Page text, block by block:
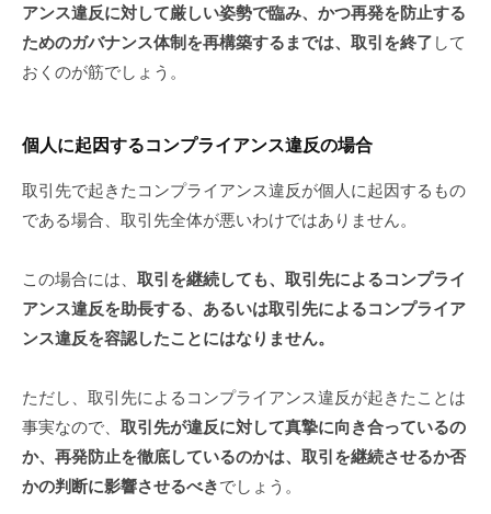
アンス違反に対して厳しい姿勢で臨み、かつ再発を防止する
ためのガバナンス体制を再構築するまでは、取引を終了 して
おくのが筋でしょう。
個人に起因するコンプライアンス違反の場合
取引先で起きたコンプライアンス違反が個人に起因するもの
である場合、取引先全体が悪いわけではありません。
この場合には、 取引を継続しても、取引先によるコンプライ
アンス違反を助長する、あるいは取引先によるコンプライア
ンス違反を容認したことにはなりません。
ただし、取引先によるコンプライアンス違反が起きたことは
事実なので、 取引先が違反に対して真摯に向き合っているの
か、再発防止を徹底しているのかは、取引を継続させるか否
かの判断に影響させるべきでしょう。